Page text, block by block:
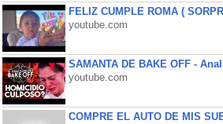
FELIZ CUMPLE ROMA (
youtube.com
SAMANTA DE BAKE OFF -
youtube.com
COMPRE EL AUTO DE MIS